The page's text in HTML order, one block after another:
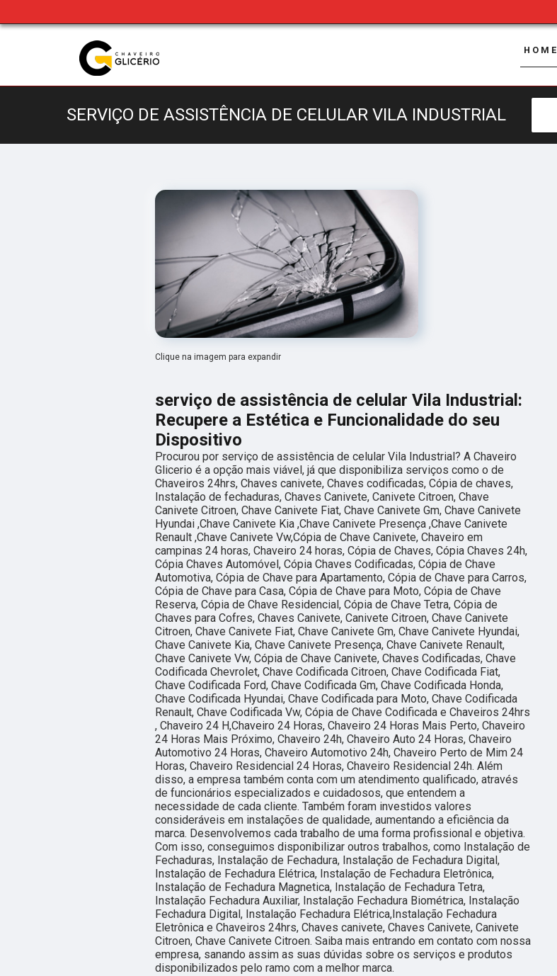
HOME
SERVIÇO DE ASSISTÊNCIA DE CELULAR VILA INDUSTRIAL
Clique na imagem para expandir
serviço de assistência de celular Vila Industrial:
Recupere a Estética e Funcionalidade do seu
Dispositivo
Procurou por serviço de assistência de celular Vila Industrial? A Chaveiro
Glicerio é a opção mais viável, já que disponibiliza serviços como o de
Chaveiros 24hrs, Chaves canivete, Chaves codificadas, Cópia de chaves,
Instalação de fechaduras, Chaves Canivete, Canivete Citroen, Chave
Canivete Citroen, Chave Canivete Fiat, Chave Canivete Gm, Chave Canivete
Hyundai ,Chave Canivete Kia ,Chave Canivete Presença ,Chave Canivete
Renault ,Chave Canivete Vw,Cópia de Chave Canivete, Chaveiro em
campinas 24 horas, Chaveiro 24 horas, Cópia de Chaves, Cópia Chaves 24h,
Cópia Chaves Automóvel, Cópia Chaves Codificadas, Cópia de Chave
Automotiva, Cópia de Chave para Apartamento, Cópia de Chave para Carros,
Cópia de Chave para Casa, Cópia de Chave para Moto, Cópia de Chave
Reserva, Cópia de Chave Residencial, Cópia de Chave Tetra, Cópia de
Chaves para Cofres, Chaves Canivete, Canivete Citroen, Chave Canivete
Citroen, Chave Canivete Fiat, Chave Canivete Gm, Chave Canivete Hyundai,
Chave Canivete Kia, Chave Canivete Presença, Chave Canivete Renault,
Chave Canivete Vw, Cópia de Chave Canivete, Chaves Codificadas, Chave
Codificada Chevrolet, Chave Codificada Citroen, Chave Codificada Fiat,
Chave Codificada Ford, Chave Codificada Gm, Chave Codificada Honda,
Chave Codificada Hyundai, Chave Codificada para Moto, Chave Codificada
Renault, Chave Codificada Vw, Cópia de Chave Codificada e Chaveiros 24hrs
, Chaveiro 24 H,Chaveiro 24 Horas, Chaveiro 24 Horas Mais Perto, Chaveiro
24 Horas Mais Próximo, Chaveiro 24h, Chaveiro Auto 24 Horas, Chaveiro
Automotivo 24 Horas, Chaveiro Automotivo 24h, Chaveiro Perto de Mim 24
Horas, Chaveiro Residencial 24 Horas, Chaveiro Residencial 24h. Além
disso, a empresa também conta com um atendimento qualificado, através
de funcionários especializados e cuidadosos, que entendem a
necessidade de cada cliente. Também foram investidos valores
consideráveis em instalações de qualidade, aumentando a eficiência da
marca. Desenvolvemos cada trabalho de uma forma profissional e objetiva.
Com isso, conseguimos disponibilizar outros trabalhos, como Instalação de
Fechaduras, Instalação de Fechadura, Instalação de Fechadura Digital,
Instalação de Fechadura Elétrica, Instalação de Fechadura Eletrônica,
Instalação de Fechadura Magnetica, Instalação de Fechadura Tetra,
Instalação Fechadura Auxiliar, Instalação Fechadura Biométrica, Instalação
Fechadura Digital, Instalação Fechadura Elétrica,Instalação Fechadura
Eletrônica e Chaveiros 24hrs, Chaves canivete, Chaves Canivete, Canivete
Citroen, Chave Canivete Citroen. Saiba mais entrando em contato com nossa
empresa, sanando assim as suas dúvidas sobre os serviços e produtos
disponibilizados pelo ramo com a melhor marca.